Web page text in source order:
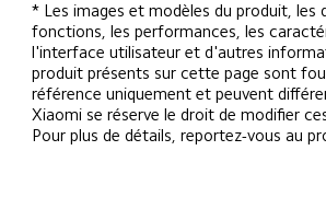
* Les images et modèles du produit, les
fonctions, les performances, les
l'interface utilisateur et d'autres
produit présents sur cette page sont
référence uniquement et peuvent
Xiaomi se réserve le droit de modifier
Pour plus de détails, reportez-vous au